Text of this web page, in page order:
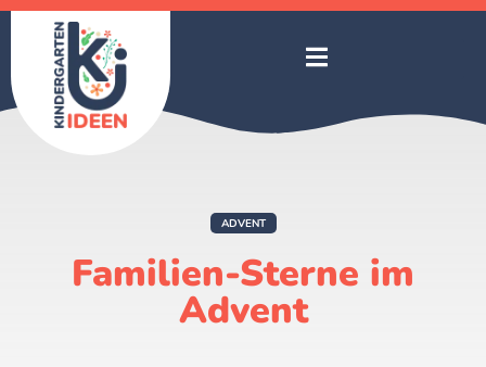
ADVENT
Familien-Sterne im
Advent